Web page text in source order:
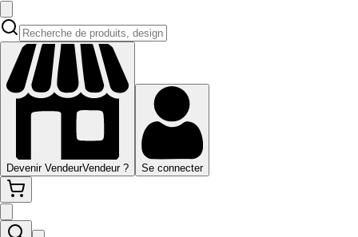
Devenir VendeurVendeur ? Se connecter